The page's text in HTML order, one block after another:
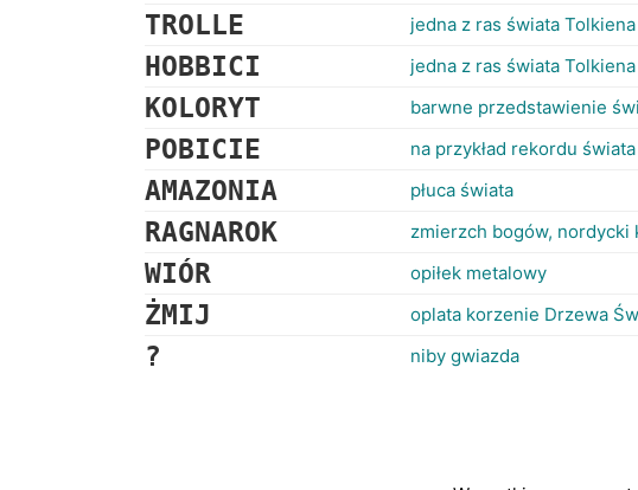
TROLLE jedna z ras świata Tolkiena
HOBBICI jedna z ras świata Tolkiena
KOLORYT barwne przedstawienie
POBICIE na przykład rekordu świata
AMAZONIA płuca świata
RAGNAROK zmierzch bogów, nordycki
WIÓR opiłek metalowy
ŻMIJ oplata korzenie Drzewa
? niby gwiazda